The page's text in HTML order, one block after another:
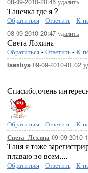
Танечка где я ?
Обратиться - Ответить - К
08-09-2010-20:47 удалить
Света Лохина
Обратиться - Ответить - К
Isentiya 09-09-2010-01:02
Спасибо,очень
Обратиться - Ответить - К
Света_Лохина 09-09-2010-
Таня я тоже
плаваю во всем....
Обратиться - Ответить - К